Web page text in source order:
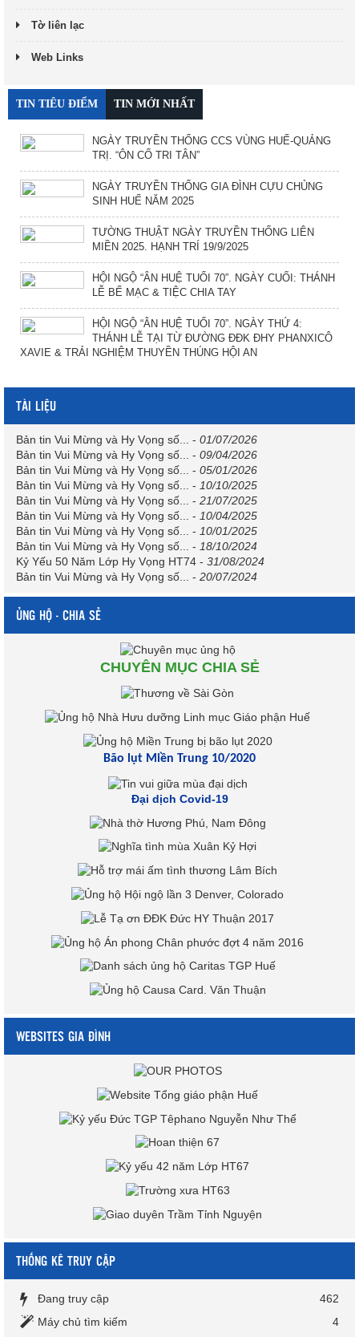
Tờ liên lạc
Web Links
TIN TIÊU ĐIỂM TIN MỚI NHẤT
NGÀY TRUYỀN THỐNG CCS VÙNG HUẾ-QUẢNG
TRỊ. “ÔN CỐ TRI TÂN”
NGÀY TRUYỀN THỐNG GIA ĐÌNH CỰU CHỦNG
SINH HUẾ NĂM 2025
TƯỜNG THUẬT NGÀY TRUYỀN THỐNG LIÊN
MIỀN 2025. HẠNH TRÍ 19/9/2025
HỘI NGỘ “ÂN HUỆ TUỔI 70”. NGÀY CUỐI: THÁNH
LỄ BẾ MẠC & TIỆC CHIA TAY
HỘI NGỘ “ÂN HUỆ TUỔI 70”. NGÀY THỨ 4:
THÁNH LỄ TẠI TỪ ĐƯỜNG ĐĐK ĐHY PHANXICÔ
XAVIE & TRẢI NGHIỆM THUYỀN THÚNG HỘI AN
TÀI LIỆU
Bản tin Vui Mừng và Hy Vọng số... - 01/07/2026
Bản tin Vui Mừng và Hy Vọng số...
- 09/04/2026
Bản tin Vui Mừng và Hy Vọng số...
- 05/01/2026
Bản tin Vui Mừng và Hy Vọng số...
- 10/10/2025
Bản tin Vui Mừng và Hy Vọng số...
- 21/07/2025
Bản tin Vui Mừng và Hy Vọng số...
- 10/04/2025
Bản tin Vui Mừng và Hy Vọng số...
- 10/01/2025
Bản tin Vui Mừng và Hy Vọng số...
- 18/10/2024
Kỷ Yếu 50 Năm Lớp Hy Vọng HT74 - 31/08/2024
Bản tin Vui Mừng và Hy Vọng số...
- 20/07/2024
ỦNG HỘ - CHIA SẺ
CHUYÊN MỤC CHIA SẺ
Bão lụt Miền Trung 10/2020
Đại dịch Covid-19
WEBSITES GIA ĐÌNH
THỐNG KÊ TRUY CẬP
Đang truy cập
462
Máy chủ tìm kiếm
4